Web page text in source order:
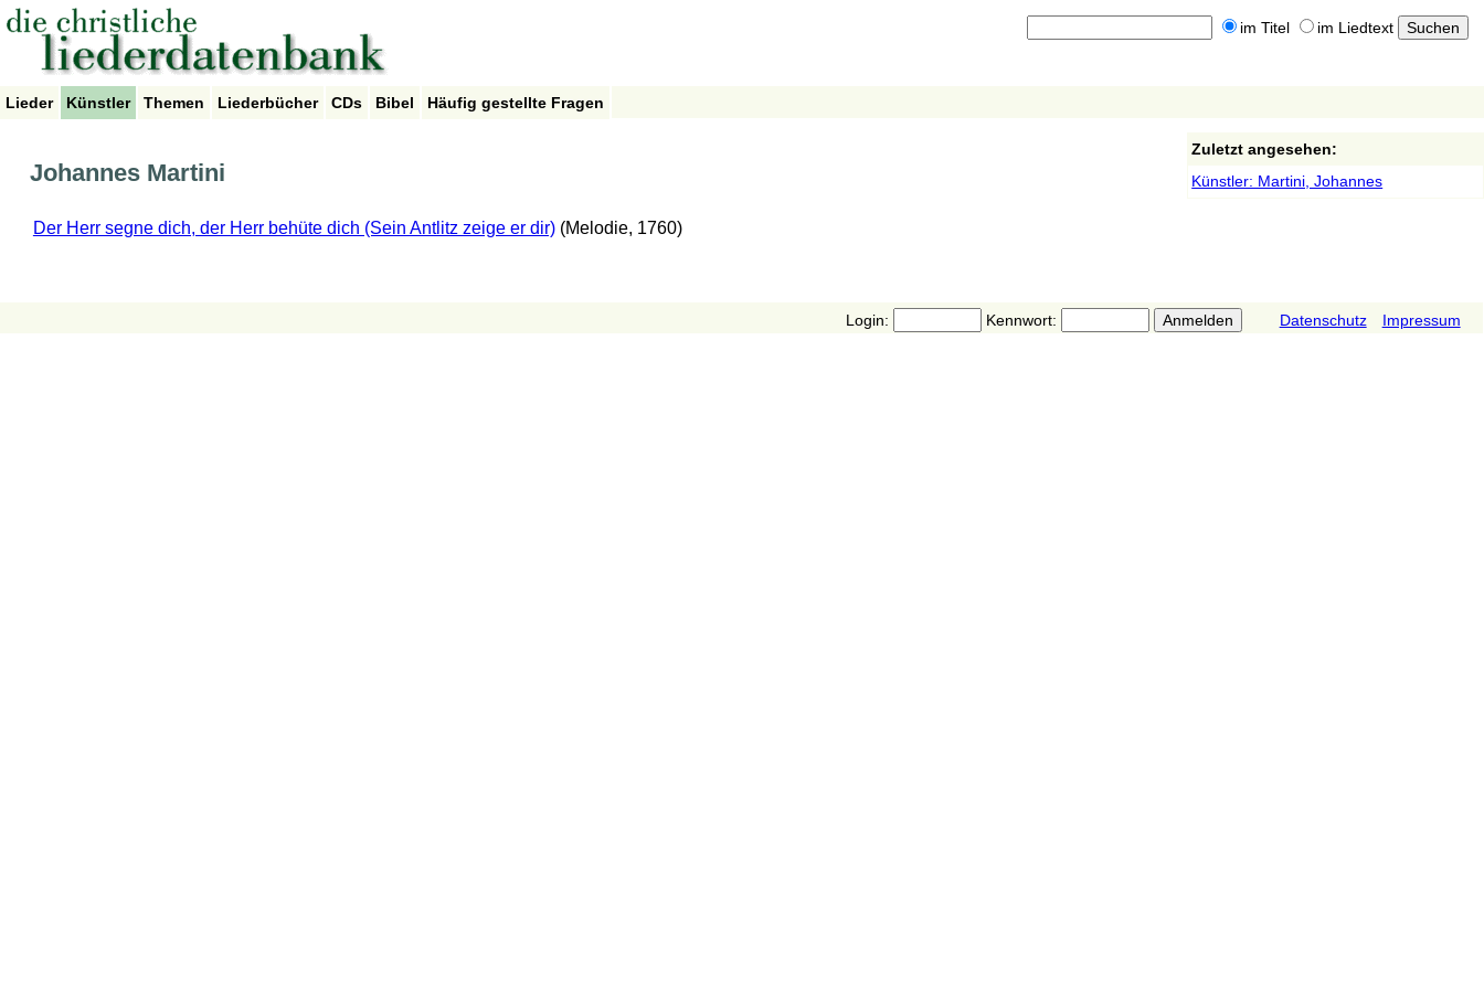
im Titel im Liedtext
Lieder Künstler Themen Liederbücher CDs Bibel Häufig gestellte Fragen
Johannes Martini
Der Herr segne dich, der Herr behüte dich (Sein Antlitz zeige er dir) (Melodie, 1760)
Zuletzt angesehen:
Künstler: Martini, Johannes
Login: Kennwort: Datenschutz Impressum